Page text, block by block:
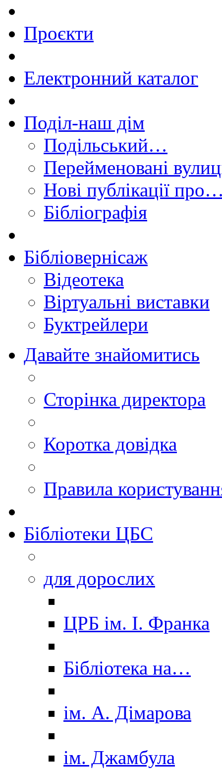
Проєкти
Електронний каталог
Поділ-наш дім
Подільський…
Перейменовані
Нові публікації
Бібліографія
Бібліовернісаж
Відеотека
Віртуальні виставки
Буктрейлери
Давайте знайомитись
Сторінка директора
Коротка довідка
Правила
Бібліотеки ЦБС
для дорослих
ЦРБ ім. І. Франка
Бібліотека на…
ім. А. Дімарова
ім. Джамбула